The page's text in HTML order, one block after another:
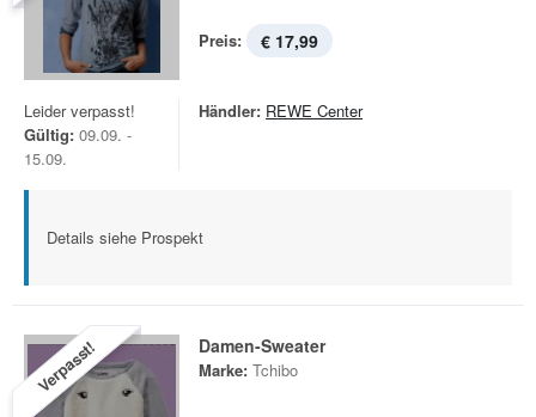
Preis: € 17,99
Leider verpasst!
Gültig: 09.09. -
15.09.
Händler: REWE Center
Details siehe Prospekt
Verpasst! Damen-Sweater
Marke: Tchibo